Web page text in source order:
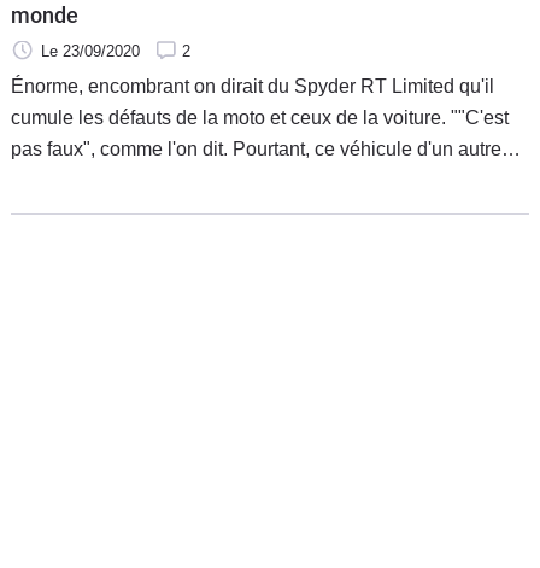
monde
Le 23/09/2020 2
Énorme, encombrant on dirait du Spyder RT Limited qu'il
cumule les défauts de la moto et ceux de la voiture. ""C'est
pas faux", comme l'on dit. Pourtant, ce véhicule d'un autre
faire des choses extraordinaires, pour peu que l'on s'en